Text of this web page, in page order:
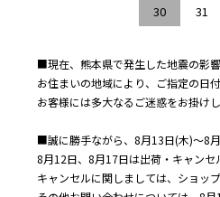
30 31
■現在、熊本県で発生した地震の影
お住まいの地域により、ご指定の日
お客様には多大なるご迷惑をお掛け
■誠に勝手ながら、8月13日(木)～8
8月12日、8月17日は出荷・キャン
キャンセルに関しましては、ショッ